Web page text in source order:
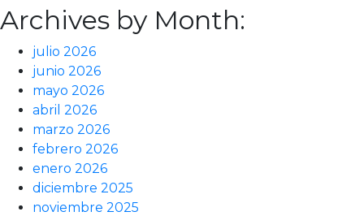
Archives by Month:
julio 2026
junio 2026
mayo 2026
abril 2026
marzo 2026
febrero 2026
enero 2026
diciembre 2025
noviembre 2025